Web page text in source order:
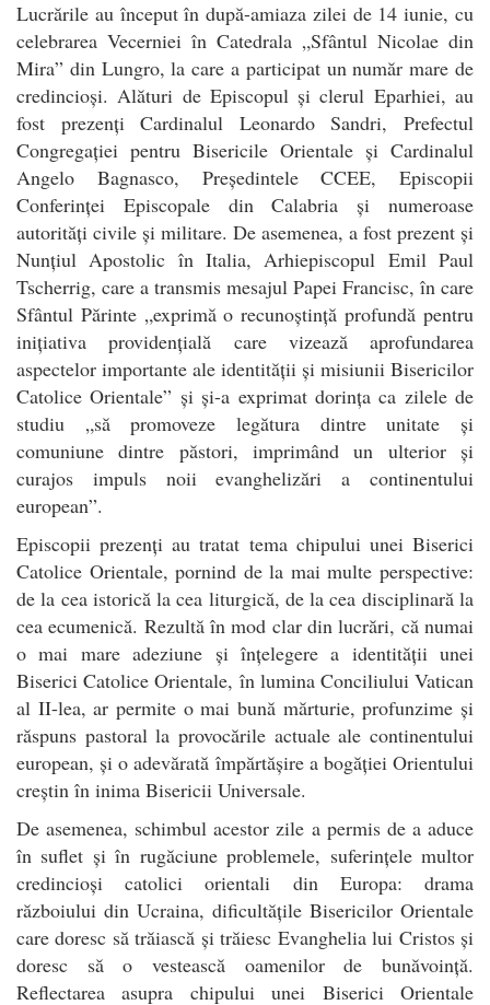
Lucrările au început în după-amiaza zilei de 14 iunie, cu
celebrarea Vecerniei în Catedrala „Sfântul Nicolae din
Mira” din Lungro, la care a participat un număr mare de
credincioși. Alături de Episcopul și clerul Eparhiei, au
fost prezenți Cardinalul Leonardo Sandri, Prefectul
Congregației pentru Bisericile Orientale și Cardinalul
Angelo Bagnasco, Președintele CCEE, Episcopii
Conferinței Episcopale din Calabria și numeroase
autorități civile și militare. De asemenea, a fost prezent și
Nunțiul Apostolic în Italia, Arhiepiscopul Emil Paul
Tscherrig, care a transmis mesajul Papei Francisc, în care
Sfântul Părinte „exprimă o recunoștință profundă pentru
inițiativa providențială care vizează aprofundarea
aspectelor importante ale identității și misiunii Bisericilor
Catolice Orientale” și și-a exprimat dorința ca zilele de
studiu „să promoveze legătura dintre unitate și
comuniune dintre păstori, imprimând un ulterior și
curajos impuls noii evanghelizări a continentului
european”.
Episcopii prezenți au tratat tema chipului unei Biserici
Catolice Orientale, pornind de la mai multe perspective:
de la cea istorică la cea liturgică, de la cea disciplinară la
cea ecumenică. Rezultă în mod clar din lucrări, că numai
o mai mare adeziune și înțelegere a identității unei
Biserici Catolice Orientale, în lumina Conciliului Vatican
al II-lea, ar permite o mai bună mărturie, profunzime și
răspuns pastoral la provocările actuale ale continentului
european, și o adevărată împărtășire a bogăției Orientului
creștin în inima Bisericii Universale.
De asemenea, schimbul acestor zile a permis de a aduce
în suflet și în rugăciune problemele, suferințele multor
credincioși catolici orientali din Europa: drama
războiului din Ucraina, dificultățile Bisericilor Orientale
care doresc să trăiască și trăiesc Evanghelia lui Cristos și
doresc să o vestească oamenilor de bunăvoință.
Reflectarea asupra chipului unei Biserici Orientale